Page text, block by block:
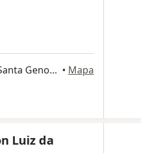
R da Concordia, 167 - Hosp Santa Genoveva, Goiânia • Mapa
Luiz da